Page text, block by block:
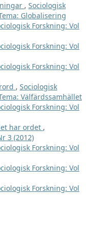
, Sociologisk
Globalisering
Forskning: Vol
Forskning: Vol
Forskning: Vol
, Sociologisk
Välfärdssamhället
Forskning: Vol
har ordet ,
3 (2012)
Forskning: Vol
Forskning: Vol
Forskning: Vol